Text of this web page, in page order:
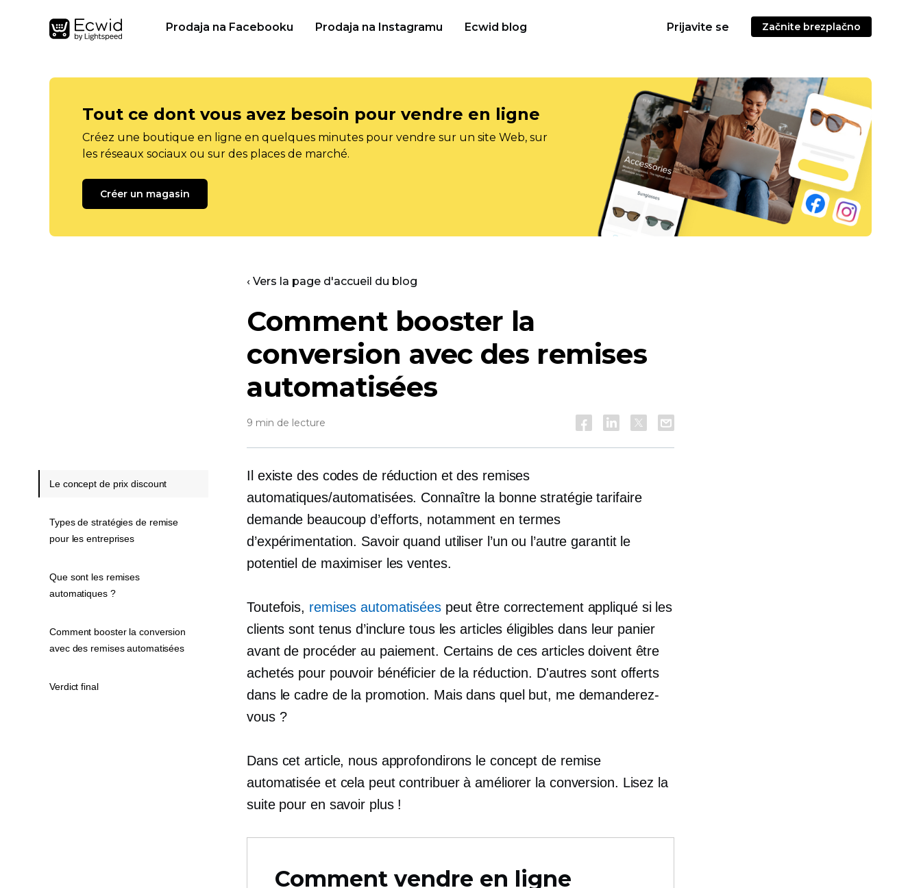
Prodaja na Facebooku Prodaja na Instagramu Ecwid blog Prijavite se Začnite brezplačno
Tout ce dont vous avez besoin pour vendre en ligne
Créez une boutique en ligne en quelques minutes pour vendre sur un site Web, sur
les réseaux sociaux ou sur des places de marché.
Créer un magasin
‹ Vers la page d'accueil du blog
Comment booster la
conversion avec des remises
automatisées
9 min de lecture
Il existe des codes de réduction et des remises
automatiques/automatisées. Connaître la bonne stratégie tarifaire
demande beaucoup d’efforts, notamment en termes
d’expérimentation. Savoir quand utiliser l’un ou l’autre garantit le
potentiel de maximiser les ventes.
Toutefois, remises automatiséespeut être correctement appliqué si les
clients sont tenus d’inclure tous les articles éligibles dans leur panier
avant de procéder au paiement. Certains de ces articles doivent être
achetés pour pouvoir bénéficier de la réduction. D'autres sont offerts
dans le cadre de la promotion. Mais dans quel but, me demanderez-
vous ?
Dans cet article, nous approfondirons le concept de remise
automatisée et cela peut contribuer à améliorer la conversion. Lisez la
suite pour en savoir plus !
Comment vendre en ligne
Le concept de prix discount
Types de stratégies de remise
pour les entreprises
Que sont les remises
automatiques ?
Comment booster la conversion
avec des remises automatisées
Verdict final